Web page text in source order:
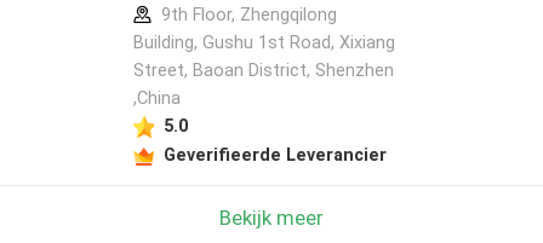
9th Floor, Zhengqilong
Building, Gushu 1st Road, Xixiang
Street, Baoan District, Shenzhen
,China
5.0
Geverifieerde Leverancier
Bekijk meer